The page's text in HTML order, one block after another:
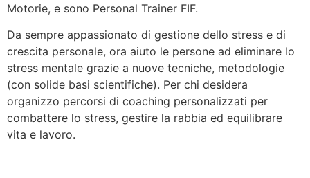
Motorie, e sono Personal Trainer FIF.
Da sempre appassionato di gestione dello stress e di
crescita personale, ora aiuto le persone ad eliminare lo
stress mentale grazie a nuove tecniche, metodologie
(con solide basi scientifiche). Per chi desidera
organizzo percorsi di coaching personalizzati per
combattere lo stress, gestire la rabbia ed equilibrare
vita e lavoro.